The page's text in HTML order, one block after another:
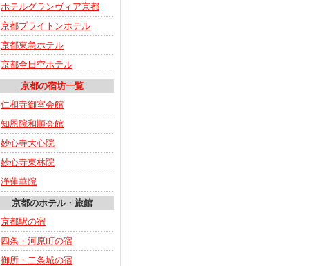
ホテルグランヴィア京都
京都ブライトンホテル
京都東急ホテル
京都全日空ホテル
京都の宿坊一覧
仁和寺御室会館
知恩院和順会館
妙心寺大心院
妙心寺東林院
浄蓮華院
京都のホテル・旅館
京都駅の宿
四条・河原町の宿
御所・二条城の宿